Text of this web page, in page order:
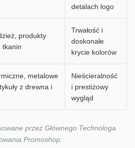
detalach logo
produkty
tkanin
Trwałość i
doskonałe
krycie kolorów
metalowe
z drewna i
Nieścieralność
i prestiżowy
wygląd
przez Głównego Technologa
Promoshop.